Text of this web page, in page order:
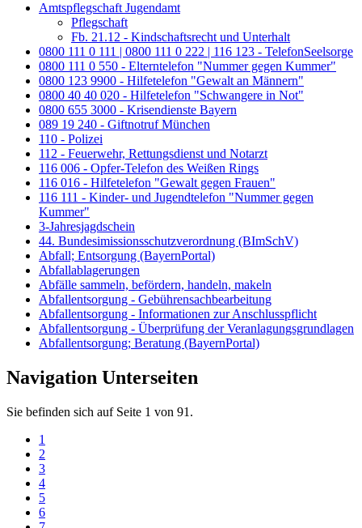
Amtspflegschaft Jugendamt
Pflegschaft
Fb. 21.12 - Kindschaftsrecht und Unterhalt
0800 111 0 111 | 0800 111 0 222 | 116 123 - TelefonSeelsorge
0800 111 0 550 - Elterntelefon "Nummer gegen Kummer"
0800 123 9900 - Hilfetelefon "Gewalt an Männern"
0800 40 40 020 - Hilfetelefon "Schwangere in Not"
0800 655 3000 - Krisendienste Bayern
089 19 240 - Giftnotruf München
110 - Polizei
112 - Feuerwehr, Rettungsdienst und Notarzt
116 006 - Opfer-Telefon des Weißen Rings
116 016 - Hilfetelefon "Gewalt gegen Frauen"
116 111 - Kinder- und Jugendtelefon "Nummer gegen
Kummer"
3-Jahresjagdschein
44. Bundesimissionsschutzverordnung (BImSchV)
Abfall; Entsorgung (BayernPortal)
Abfallablagerungen
Abfälle sammeln, befördern, handeln, makeln
Abfallentsorgung - Gebührensachbearbeitung
Abfallentsorgung - Informationen zur Anschlusspflicht
Abfallentsorgung - Überprüfung der Veranlagungsgrundlagen
Abfallentsorgung; Beratung (BayernPortal)
Navigation Unterseiten
Sie befinden sich auf Seite 1 von 91.
1
2
3
4
5
6